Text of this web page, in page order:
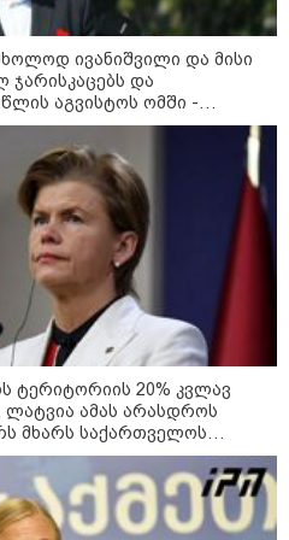
აწყობის ხელოვნება:
მოვაწყოთ სივრცე და
რთული
აწყობა ნერვების
გარეშე
გავაკეთოთ პირველ
შუქის გამორთვისას: 5
ნაბიჯი
ივანიშვილი და მისი
და
აგვისტოს ომში -
ქართულ მხარეს
ტერიტორიის 20% კვლავ
ლატვია ამას არასდროს
მხარს საქართველოს
მთლიანობას